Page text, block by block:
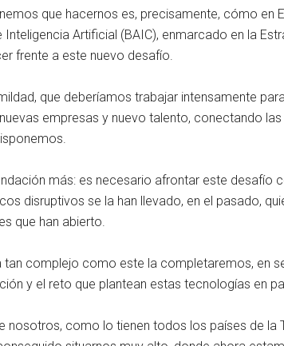
que hacernos es, precisamente, cómo
Artificial (BAIC), enmarcado en la
frente a este nuevo desafío.
que deberíamos trabajar intensamente
empresas y nuevo talento, conectando
más: es necesario afrontar este
disruptivos se la han llevado, en el pasado,
que han abierto.
complejo como este la completaremos, en
y el reto que plantean estas tecnologías en
nosotros, como lo tienen todos los países de